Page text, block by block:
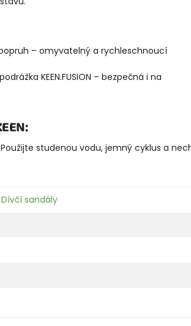
– omyvatelný a rychleschnoucí
KEEN.FUSION – bezpečná i na
studenou vodu, jemný cyklus a
Dívčí sandály